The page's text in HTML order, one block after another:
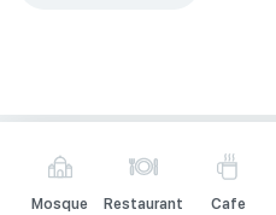
Mosque Restaurant Cafe